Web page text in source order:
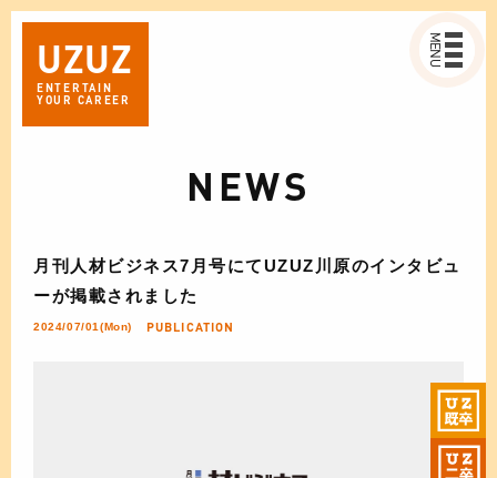
UZUZ
ENTERTAIN
YOUR CAREER
MENU
NEWS
月刊人材ビジネス7月号にてUZUZ川原のインタビュ
ーが掲載されました
2024/07/01(Mon) PUBLICATION